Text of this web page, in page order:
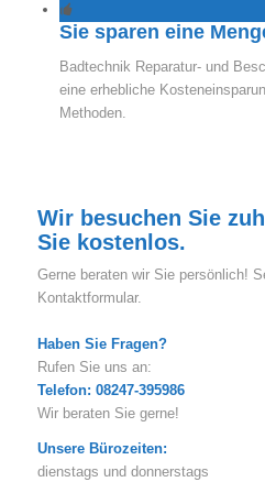
Sie sparen eine
Badtechnik Reparatur- und
eine erhebliche
Methoden.
Wir besuchen Sie
Sie kostenlos.
Gerne beraten wir Sie persönlich!
Kontaktformular.
Haben Sie Fragen?
Rufen Sie uns an:
Telefon: 08247-395986
Wir beraten Sie gerne!
Unsere Bürozeiten:
dienstags und donnerstags